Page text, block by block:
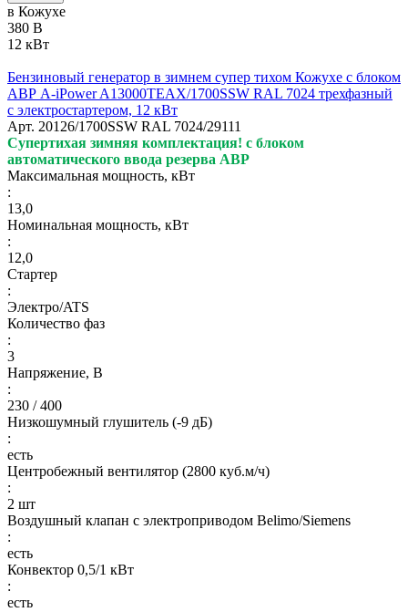
в Кожухе
380 В
12 кВт
Бензиновый генератор в зимнем супер тихом Кожухе с блоком
АВР A-iPower A13000TEAX/1700SSW RAL 7024 трехфазный
с электростартером, 12 кВт
Арт. 20126/1700SSW RAL 7024/29111
Супертихая зимняя комплектация! с блоком
автоматического ввода резерва АВР
Максимальная мощность, кВт
:
13,0
Номинальная мощность, кВт
:
12,0
Стартер
:
Электро/ATS
Количество фаз
:
3
Напряжение, В
:
230 / 400
Низкошумный глушитель (-9 дБ)
:
есть
Центробежный вентилятор (2800 куб.м/ч)
:
2 шт
Воздушный клапан с электроприводом Belimo/Siemens
:
есть
Конвектор 0,5/1 кВт
:
есть